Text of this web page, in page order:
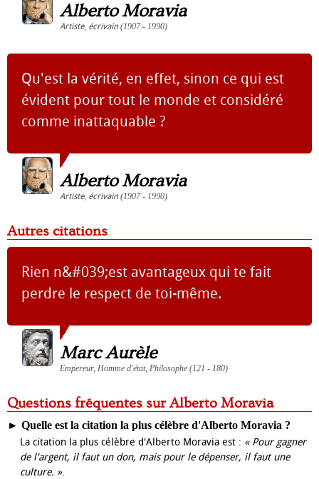
Alberto Moravia
Artiste, écrivain(1907 - 1990)
Qu'est la vérité, en effet, sinon ce qui est
évident pour tout le monde et considéré
comme inattaquable ?
Alberto Moravia
Artiste, écrivain(1907 - 1990)
Autres citations
Rien n&#039;est avantageux qui te fait
perdre le respect de toi-même.
Marc Aurèle
Empereur, Homme d'état, Philosophe (121 - 180)
Questions fréquentes sur Alberto Moravia
► Quelle est la citation la plus célèbre d'Alberto Moravia ?
La citation la plus célèbre d'Alberto Moravia est : « Pour gagner
de l'argent, il faut un don, mais pour le dépenser, il faut une
culture. ».